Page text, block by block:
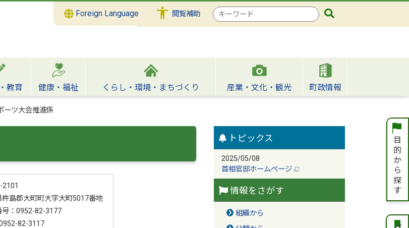
Foreign Language 閲覧補助
検
索
教育 健康・福祉 くらし・環境・まちづくり 産業・文化・観光 町政情報
ーツ大会推進係
2101
杵島郡大町町大字大町5017番地
号：0952-82-3177
82-3117
トピックス
2025/05/08
首相官邸ホームページ
情報をさがす
組織から